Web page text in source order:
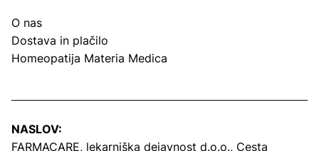
O nas
Dostava in plačilo
Homeopatija Materia Medica
NASLOV:
FARMACARE, lekarniška dejavnost d.o.o., Cesta